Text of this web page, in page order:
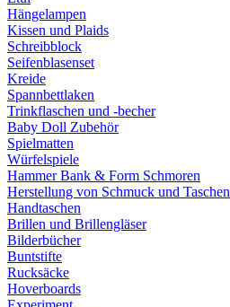
Hängelampen
Kissen und Plaids
Schreibblock
Seifenblasenset
Kreide
Spannbettlaken
Trinkflaschen und -becher
Baby Doll Zubehör
Spielmatten
Würfelspiele
Hammer Bank & Form Schmoren
Herstellung von Schmuck und Taschen
Handtaschen
Brillen und Brillengläser
Bilderbücher
Buntstifte
Rucksäcke
Hoverboards